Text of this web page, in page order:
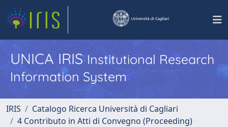
UNICA IRISInstitutional Research
Information System
IRIS
Catalogo Ricerca Università di Cagliari
4 Contributo in Atti di Convegno (Proceeding)